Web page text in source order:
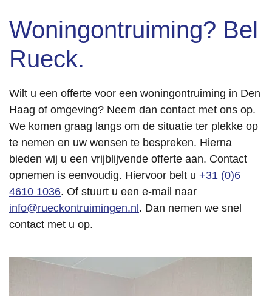
Woningontruiming? Bel
Rueck.
Wilt u een offerte voor een woningontruiming in Den
Haag of omgeving? Neem dan contact met ons op.
We komen graag langs om de situatie ter plekke op
te nemen en uw wensen te bespreken. Hierna
bieden wij u een vrijblijvende offerte aan. Contact
opnemen is eenvoudig. Hiervoor belt u +31 (0)6
4610 1036. Of stuurt u een e-mail naar
info@rueckontruimingen.nl . Dan nemen we snel
contact met u op.